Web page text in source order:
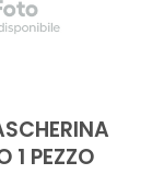
1 PEZZO